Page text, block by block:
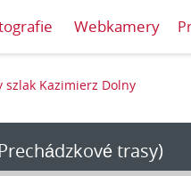
Webkamery
szlak Kazimierz Dolny
trasy)